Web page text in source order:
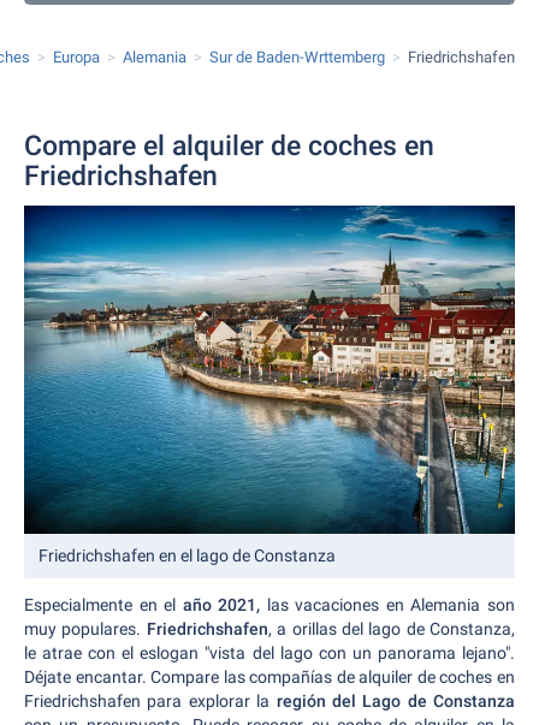
Europa Alemania Sur de Baden-Wrttemberg Friedrichshafen
Compare el alquiler de coches en
Friedrichshafen
Friedrichshafen en el lago de Constanza
Especialmente en el año 2021, las vacaciones en Alemania son
muy populares. Friedrichshafen, a orillas del lago de Constanza,
le atrae con el eslogan "vista del lago con un panorama lejano".
Déjate encantar. Compare las compañías de alquiler de coches en
Friedrichshafen para explorar la región del Lago de Constanza